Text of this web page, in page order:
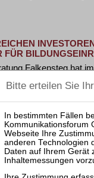
Falkensteg hat
AG GEHT
des